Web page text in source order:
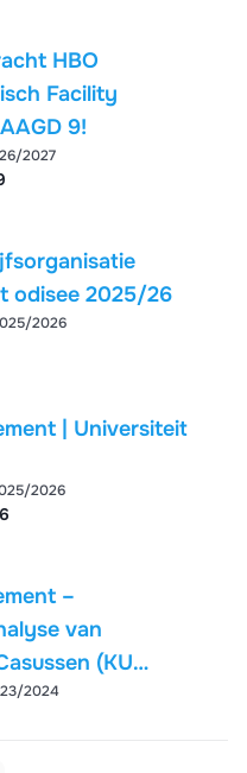
HBO
Facility
9!
2027
bedrijfsmanagement odisee 2025/26
2026
| Universiteit
2026
–
van
(KU
collegestof en
2024